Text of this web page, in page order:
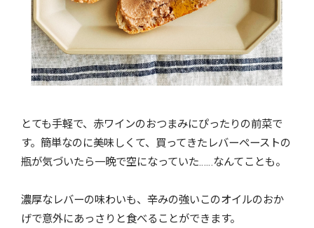
とても手軽で、赤ワインのおつまみにぴったりの前菜で
す。簡単なのに美味しくて、買ってきたレバーペーストの
瓶が気づいたら一晩で空になっていた……なんてことも。
濃厚なレバーの味わいも、辛みの強いこのオイルのおか
げで意外にあっさりと食べることができます。